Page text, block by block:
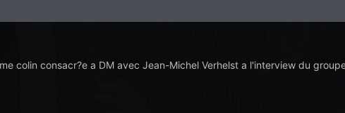
colin consacr?e a DM avec Jean-Michel Verhelst a l'interview du